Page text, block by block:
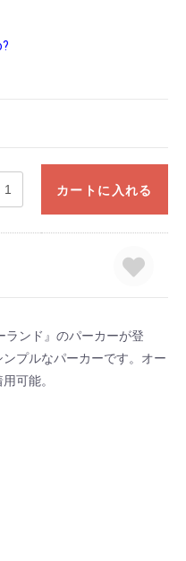
カートに入れる
ランド』のパーカーが登
プルなパーカーです。オー
可能。